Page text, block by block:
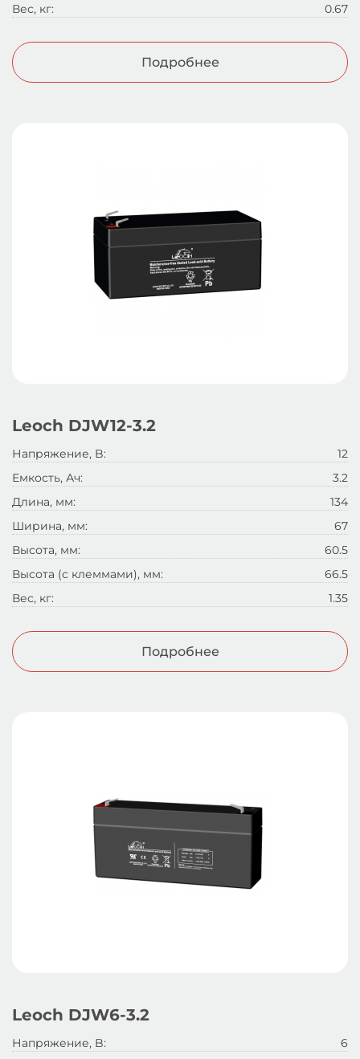
Вес, кг:
0.67
Подробнее
Leoch DJW12-3.2
Напряжение, B:
12
Емкость, Ач:
3.2
Длина, мм:
134
Ширина, мм:
67
Высота, мм:
60.5
Высота (с клеммами), мм:
66.5
Вес, кг:
1.35
Подробнее
Leoch DJW6-3.2
Напряжение, B:
6